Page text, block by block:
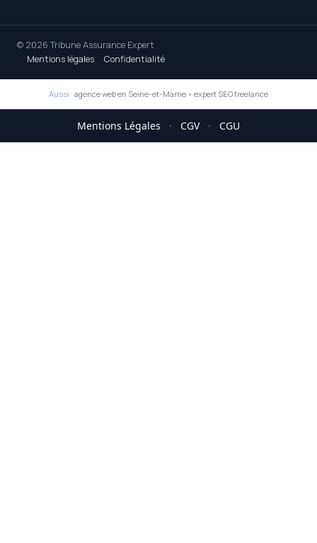
© 2026 Tribune Assurance Expert
Mentions légales
Confidentialité
Aussi : agence web en Seine-et-Marne • expert SEO freelance
Mentions Légales · CGV · CGU